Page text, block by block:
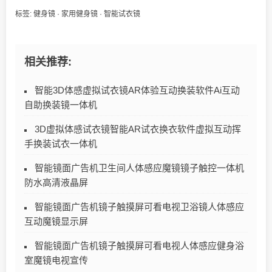
标签: 健身镜 · 家用健身镜 · 智能试衣镜
相关推荐:
智能3D体感虚拟试衣镜AR体验互动换装软件Ai互动
自助换装镜一体机
3D虚拟体感试衣镜智能AR试衣换衣软件虚拟互动挥
手换装试衣一体机
智能镜面广告机卫生间人体感应魔镜镜子触控一体机
防水高清液晶屏
智能镜面广告机镜子触摸屏可看电视卫浴镜人体感应
互动魔镜显示屏
智能镜面广告机镜子触摸屏可看电视人体感应健身浴
室魔镜电视宣传